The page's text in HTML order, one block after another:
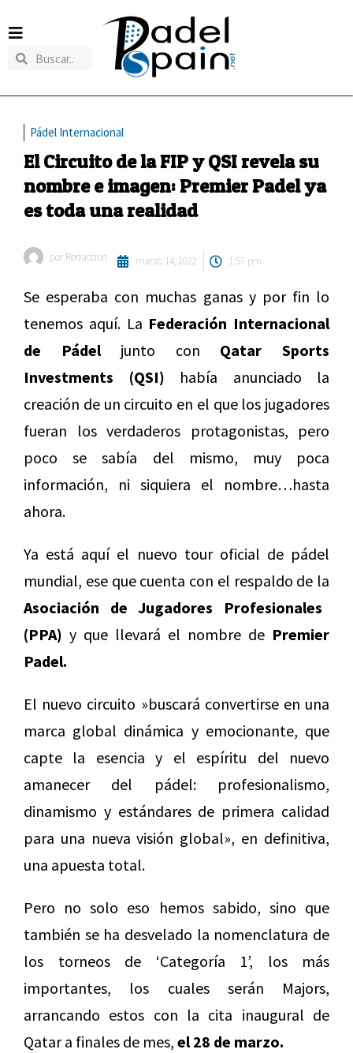
Pádel Internacional
El Circuito de la FIP y QSI revela su
nombre e imagen: Premier Padel ya
es toda una realidad
por Redaccion marzo 14, 2022 1:57 pm
Se esperaba con muchas ganas y por fin lo
tenemos aquí. La Federación Internacional
de Pádeljunto con Qatar Sports
Investments (QSI) había anunciado la
creación de un circuito en el que los jugadores
fueran los verdaderos protagonistas, pero
poco se sabía del mismo, muy poca
información, ni siquiera el nombre…hasta
ahora.
Ya está aquí el nuevo tour oficial de pádel
mundial, ese que cuenta con el respaldo de la
Asociación de Jugadores Profesionales
(PPA) y que llevará el nombre de Premier
Padel.
El nuevo circuito »buscará convertirse en una
marca global dinámica y emocionante, que
capte la esencia y el espíritu del nuevo
amanecer del pádel: profesionalismo,
dinamismo y estándares de primera calidad
para una nueva visión global», en definitiva,
una apuesta total.
Pero no solo eso hemos sabido, sino que
también se ha desvelado la nomenclatura de
los torneos de ‘Categoría 1’, los más
importantes, los cuales serán Majors,
arrancando estos con la cita inaugural de
Qatar a finales de mes, el 28 de marzo.